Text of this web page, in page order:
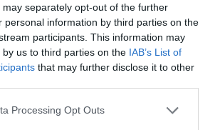
separately opt-out of the further
personal information by third parties on the
participants. This information may
us to third parties on the IAB’s List of
that may further disclose it to other
Processing Opt Outs
Επικοινωνία